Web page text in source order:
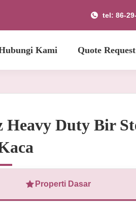
tel: 86-
Kami Quote
Heavy Duty Bir
Properti Dasar